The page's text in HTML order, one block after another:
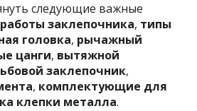
следующие важные
заклепочника, типы
головка, рычажный
цанги, вытяжной
заклепочник,
, комплектующие для
клепки металла.